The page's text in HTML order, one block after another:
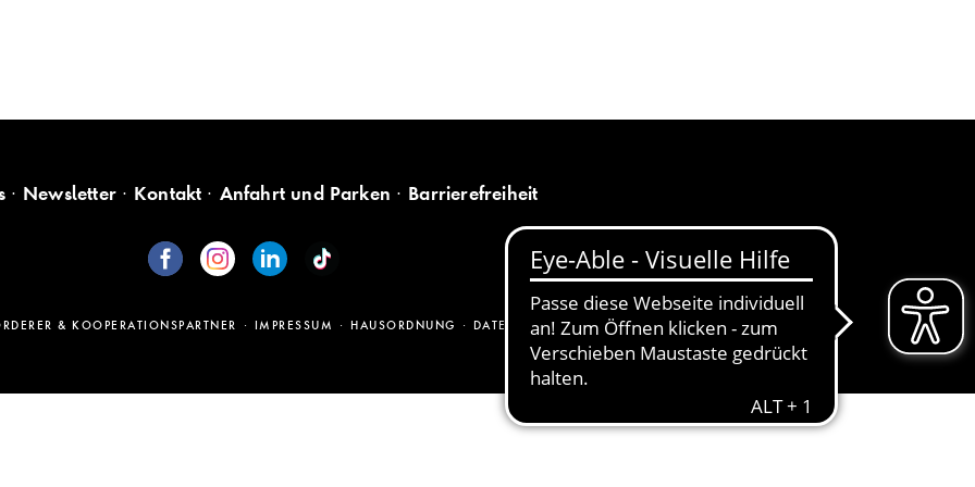
Newsletter Kontakt Anfahrt und Parken Barrierefreiheit
& KOOPERATIONSPARTNER IMPRESSUM HAUSORDNUNG DATENSCHUTZ